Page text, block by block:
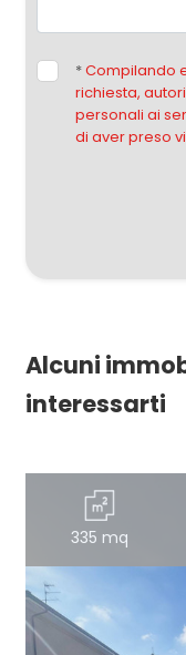
*Compilando
richiesta,
personali ai
di aver preso
Alcuni
interessarti
335 mq